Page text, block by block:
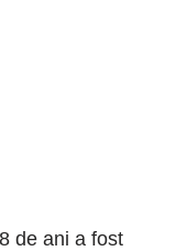
de ani a fost